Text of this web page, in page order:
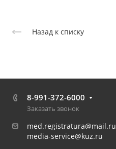
Назад к списку
8-991-372-6000
Заказать звонок
med.registratura@mail.ru
media-service@kuz.ru